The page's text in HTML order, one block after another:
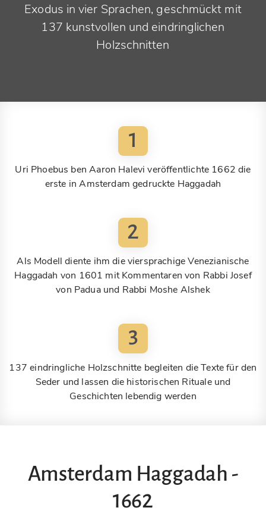
Exodus in vier Sprachen, geschmückt mit
137 kunstvollen und eindringlichen
Holzschnitten
1
Uri Phoebus ben Aaron Halevi veröffentlichte 1662 die
erste in Amsterdam gedruckte Haggadah
2
Als Modell diente ihm die viersprachige Venezianische
Haggadah von 1601 mit Kommentaren von Rabbi Josef
von Padua und Rabbi Moshe Alshek
3
137 eindringliche Holzschnitte begleiten die Texte für den
Seder und lassen die historischen Rituale und
Geschichten lebendig werden
Amsterdam Haggadah -
1662